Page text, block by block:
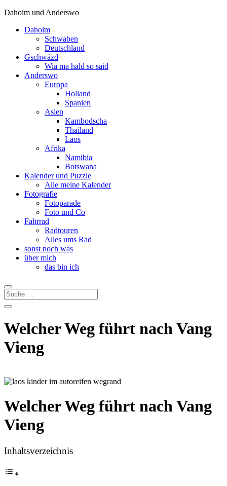
Dahoim und Anderswo
Dahoim
Schwaben
Deutschland
Gschwäzd
Wia ma hald so said
Anderswo
Europa
Holland
Spanien
Asien
Kambodscha
Thailand
Laos
Afrika
Namibia
Botswana
Kalender und Puzzle
Alle meine Kalender
Fotografie
Fotoparade
Foto und Co
Fahrrad
Radtouren
Alles ums Rad
sonst noch was
über mich
das bin ich
Welcher Weg führt nach Vang
Vieng
Welcher Weg führt nach Vang
Vieng
Inhaltsverzeichnis